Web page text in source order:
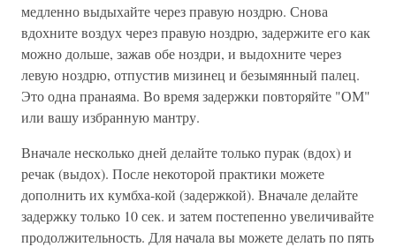
медленно выдыхайте через правую ноздрю. Снова
вдохните воздух через правую ноздрю, задержите его как
можно дольше, зажав обе ноздри, и выдохните через
левую ноздрю, отпустив мизинец и безымянный палец.
Это одна пранаяма. Во время задержки повторяйте "ОМ"
или вашу избранную мантру.
Вначале несколько дней делайте только пурак (вдох) и
речак (выдох). После некоторой практики можете
дополнить их кумбха-кой (задержкой). Вначале делайте
задержку только 10 сек. и затем постепенно увеличивайте
продолжительность. Для начала вы можете делать по пять